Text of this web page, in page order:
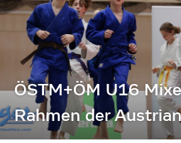
ÖSTM+ÖM U16
Rahmen der